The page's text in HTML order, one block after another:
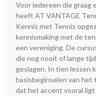
Voor iedereen die graag
heeft AT VANTAGE
Kennis met Tennis
kennismaking met de
een vereniging. De
die nog nooit of lange
geslagen. In tien lessen
basisbeginselen van het
dat het accent vooral ligt